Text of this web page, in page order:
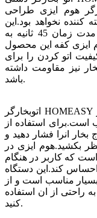
هوم ایزی طراحی
کننده نخواهد بود.این
بخارگر دارای توان 1000 وات است و در مدت زمان 45 ثانیه به
ایزی کفه این محصول
اتو کردن را برای
نیز مقاومت داشته
باشد.
اتوبخارگر HOMEASY دارای مخزن اب با گنجایش 260 میلی لیتر
استفاده از
انرا فشار دهید و
بکشید.هوم ایزی در
که کاربر در هنگام
کند.این دستگاه
مناسب است و از
راحتی از ان استفاده
کنید.